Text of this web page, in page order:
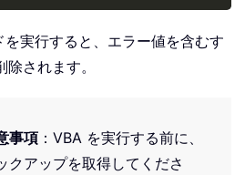
を実行すると、エラー値を含むす
されます。
事項 ：VBA を実行する前に、
クアップを取得してくださ